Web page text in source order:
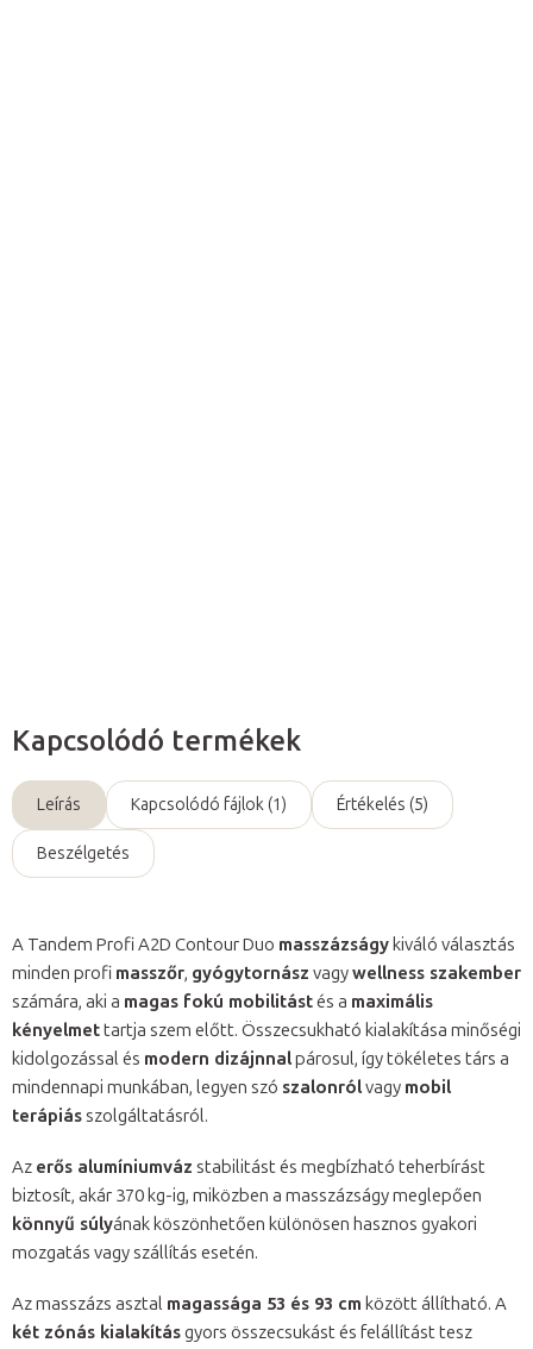
Kapcsolódó termékek
Leírás Kapcsolódó fájlok (1) Értékelés (5)
Beszélgetés
A Tandem Profi A2D Contour Duo masszázságy kiváló választás
minden profi masszőr, gyógytornász vagywellness szakember
számára, aki a magas fokú mobilitástés a maximális
kényelmettartja szem előtt. Összecsukható kialakítása minőségi
kidolgozással és modern dizájnnalpárosul, így tökéletes társ a
mindennapi munkában, legyen szó szalonrólvagy mobil
terápiásszolgáltatásról.
Az erős alumíniumváz stabilitást és megbízható teherbírást
biztosít, akár 370 kg-ig, miközben a masszázságy meglepően
könnyű súlyának köszönhetően különösen hasznos gyakori
mozgatás vagy szállítás esetén.
Az masszázs asztal magassága 53 és 93 cm között állítható. A
két zónás kialakításgyors összecsukást és felállítást tesz